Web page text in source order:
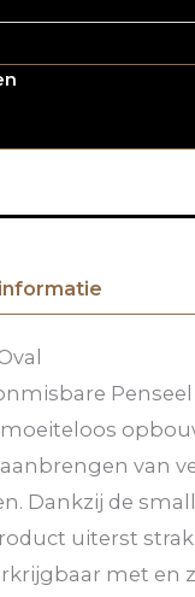
Penseel
van
Dankzij de
uiterst
met en